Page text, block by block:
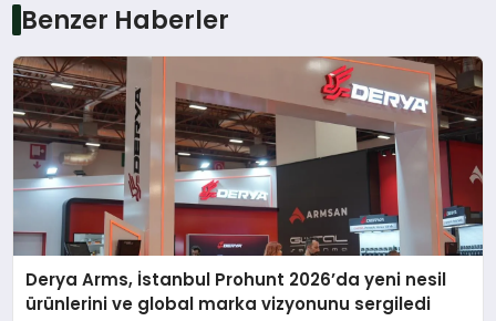
Benzer Haberler
Derya Arms, İstanbul Prohunt 2026’da yeni nesil
ürünlerini ve global marka vizyonunu sergiledi